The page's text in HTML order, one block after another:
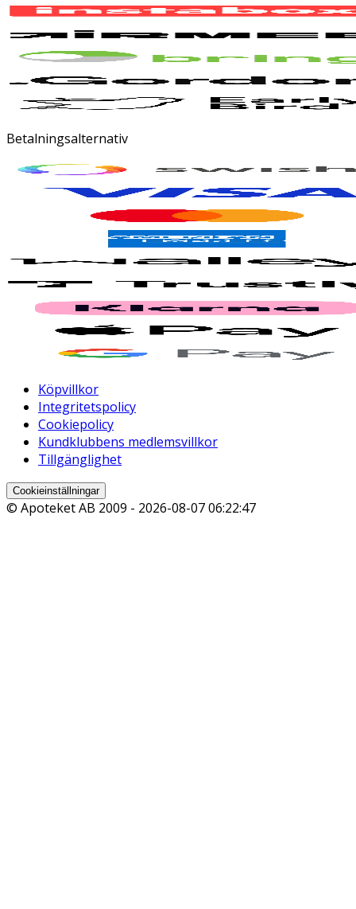
Betalningsalternativ
Köpvillkor
Integritetspolicy
Cookiepolicy
Kundklubbens medlemsvillkor
Tillgänglighet
Cookieinställningar
© Apoteket AB 2009 - 2026-08-07 06:22:47